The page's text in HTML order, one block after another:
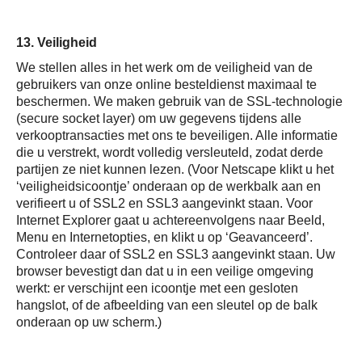
13. Veiligheid
We stellen alles in het werk om de veiligheid van de
gebruikers van onze online besteldienst maximaal te
beschermen. We maken gebruik van de SSL-technologie
(secure socket layer) om uw gegevens tijdens alle
verkooptransacties met ons te beveiligen. Alle informatie
die u verstrekt, wordt volledig versleuteld, zodat derde
partijen ze niet kunnen lezen. (Voor Netscape klikt u het
‘veiligheidsicoontje’ onderaan op de werkbalk aan en
verifieert u of SSL2 en SSL3 aangevinkt staan. Voor
Internet Explorer gaat u achtereenvolgens naar Beeld,
Menu en Internetopties, en klikt u op ‘Geavanceerd’.
Controleer daar of SSL2 en SSL3 aangevinkt staan. Uw
browser bevestigt dan dat u in een veilige omgeving
werkt: er verschijnt een icoontje met een gesloten
hangslot, of de afbeelding van een sleutel op de balk
onderaan op uw scherm.)